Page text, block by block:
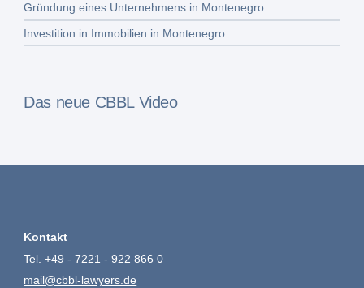
Gründung eines Unternehmens in Montenegro
Investition in Immobilien in Montenegro
Das neue CBBL Video
Kontakt
Tel.+49 - 7221 - 922 866 0
mail@cbbl-lawyers.de